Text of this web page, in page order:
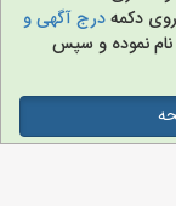
دکمهدرج آگهی و
نام نموده و سپس